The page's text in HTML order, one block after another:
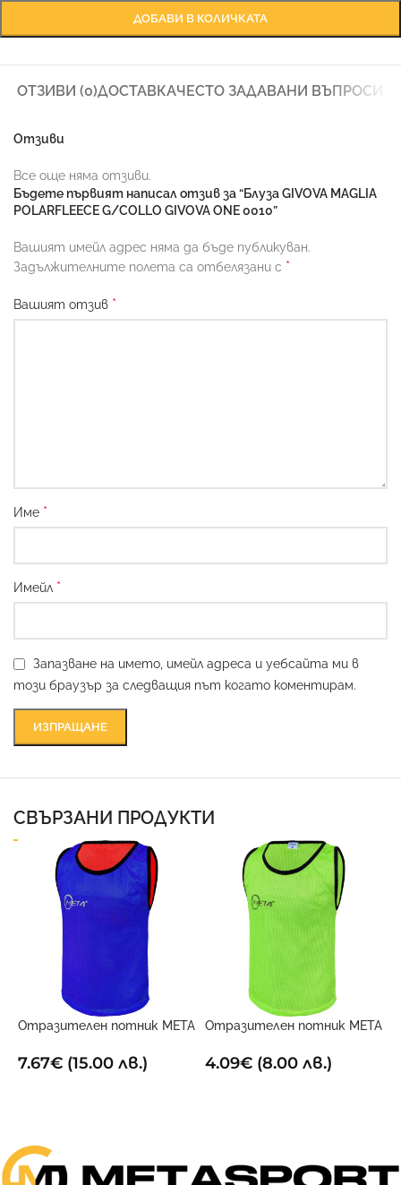
ДОБАВИ В КОЛИЧКАТА
ОТЗИВИ (0)ДОСТАВКАЧЕСТО ЗАДАВАНИ ВЪПРОСИ
Отзиви
Все още няма отзиви.
Бъдете първият написал отзив за “Блуза GIVOVA MAGLIA
POLARFLEECE G/COLLO GIVOVA ONE 0010”
Вашият имейл адрес няма да бъде публикуван.
Задължителните полета са отбелязани с *
Вашият отзив *
Име *
Имейл *
Запазване на името, имейл адреса и уебсайта ми в
този браузър за следващия път когато коментирам.
СВЪРЗАНИ ПРОДУКТИ
Отразителен потник META
7.67€ (15.00 лв.)
Отразителен потник META
4.09€(8.00 лв.)